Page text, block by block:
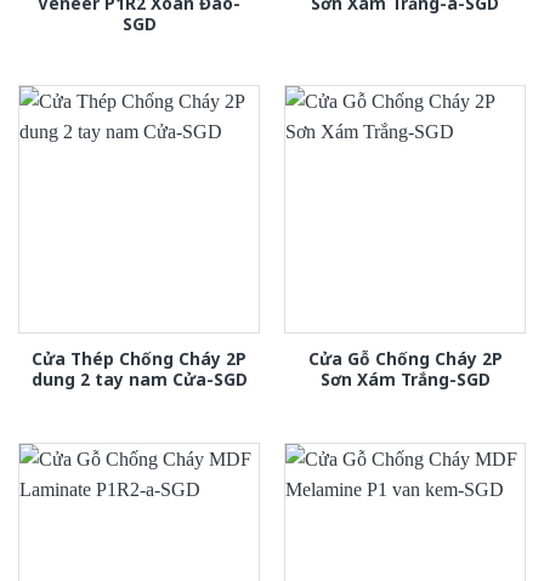
SGD
Cửa Thép Chống Cháy 2P
dung 2 tay nam Cửa-SGD
Cửa Gỗ Chống Cháy 2P
Sơn Xám Trắng-SGD